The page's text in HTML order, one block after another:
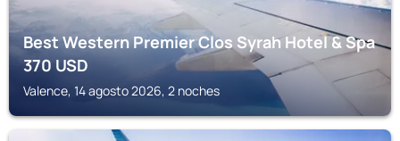
Best Western Premier Clos Syrah Hotel & Spa
370USD
Valence, 14 agosto 2026, 2 noches